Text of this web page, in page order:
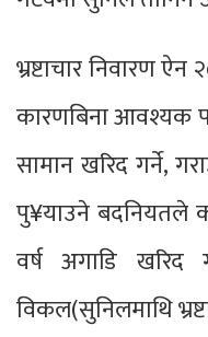
भ्रष्टाचार निवारण
कारणबिना आवश्यक
सामान खरिद गर्ने,
पु¥याउने बदनियतले
वर्ष अगाडि
विकल(सुनिलमाथि